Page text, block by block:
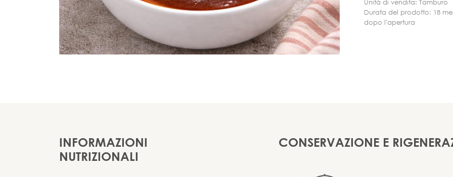
Unità di vendita: Tamburo
Durata del prodotto: 18
dopo l'apertura
INFORMAZIONI
NUTRIZIONALI
CONSERVAZIONE E